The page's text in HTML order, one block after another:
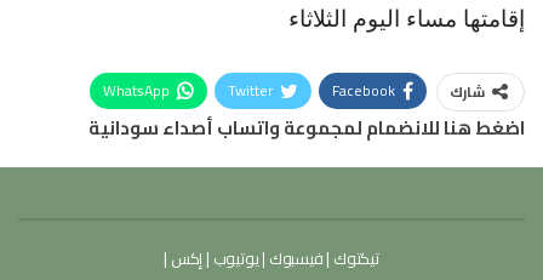
إقامتها مساء اليوم الثلاثاء
شارك Facebook
Twitter
WhatsApp
اضغط هنا للانضمام لمجموعة واتساب أصداء سودانية
تيكتوك |فيسبوك |يوتيوب | إكس |